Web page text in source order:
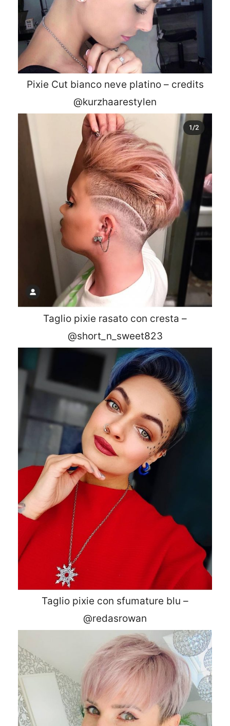
Pixie Cut bianco neve platino – credits
@kurzhaarestylen
Taglio pixie rasato con cresta –
@short_n_sweet823
Taglio pixie con sfumature blu –
@redasrowan